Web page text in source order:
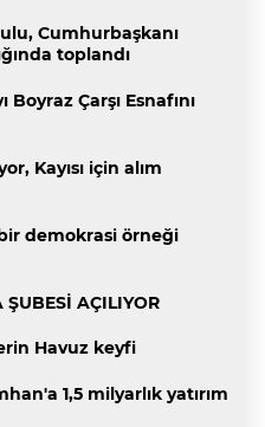
Cumhurbaşkanı
toplandı
Boyraz Çarşı Esnafını
Kayısı için alım
demokrasi örneği
ŞUBESİ AÇILIYOR
Havuz keyfi
1,5 milyarlık yatırım